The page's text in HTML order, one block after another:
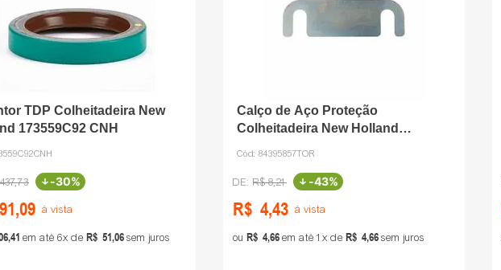
TDP Colheitadeira New
173559C92 CNH
437,73 -30%
,09 à vista
,41 em até 6 de R$ 51,06sem juros
Calço de Aço Proteção
Colheitadeira New Holland
Cód: 84395857TOR
R$8,21 -43%
R$ 4,43 à vista
ou R$ 4,66em até1 de R$ 4,66sem juros